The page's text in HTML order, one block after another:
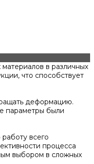
в различных
что способствует
деформацию.
параметры были
всего
процесса
выбором в сложных